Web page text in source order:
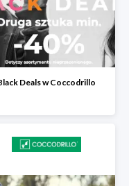
Deals w Coccodrillo